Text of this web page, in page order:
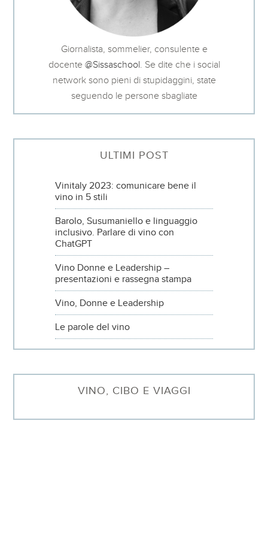
Giornalista, sommelier, consulente e
docente @Sissaschool. Se dite che i social
network sono pieni di stupidaggini, state
seguendo le persone sbagliate
ULTIMI POST
Vinitaly 2023: comunicare bene il
vino in 5 stili
Barolo, Susumaniello e linguaggio
inclusivo. Parlare di vino con
ChatGPT
Vino Donne e Leadership –
presentazioni e rassegna stampa
Vino, Donne e Leadership
Le parole del vino
VINO, CIBO E VIAGGI